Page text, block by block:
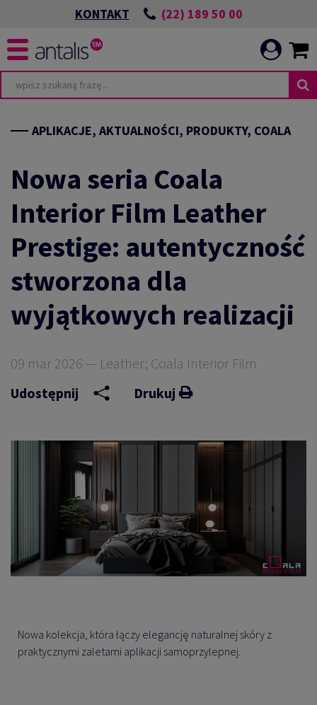
KONTAKT (22) 189 50 00
APLIKACJE, AKTUALNOŚCI, PRODUKTY, COALA
Nowa seria Coala
Interior Film Leather
Prestige: autentyczność
stworzona dla
wyjątkowych realizacji
09 mar 2026 — Leather; Coala Interior Film
Udostępnij
Drukuj
Nowa kolekcja, która łączy elegancję naturalnej skóry z
praktycznymi zaletami aplikacji samoprzylepnej.